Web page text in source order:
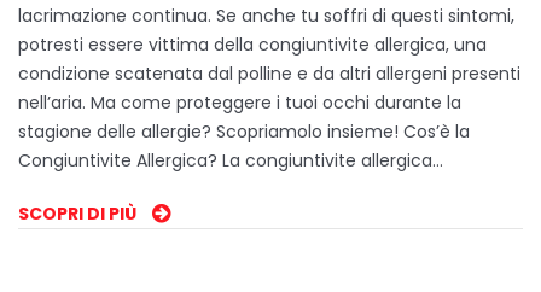
lacrimazione continua. Se anche tu soffri di questi sintomi,
potresti essere vittima della congiuntivite allergica, una
condizione scatenata dal polline e da altri allergeni presenti
nell’aria. Ma come proteggere i tuoi occhi durante la
stagione delle allergie? Scopriamolo insieme! Cos’è la
Congiuntivite Allergica? La congiuntivite allergica…
SCOPRI DI PIÙ